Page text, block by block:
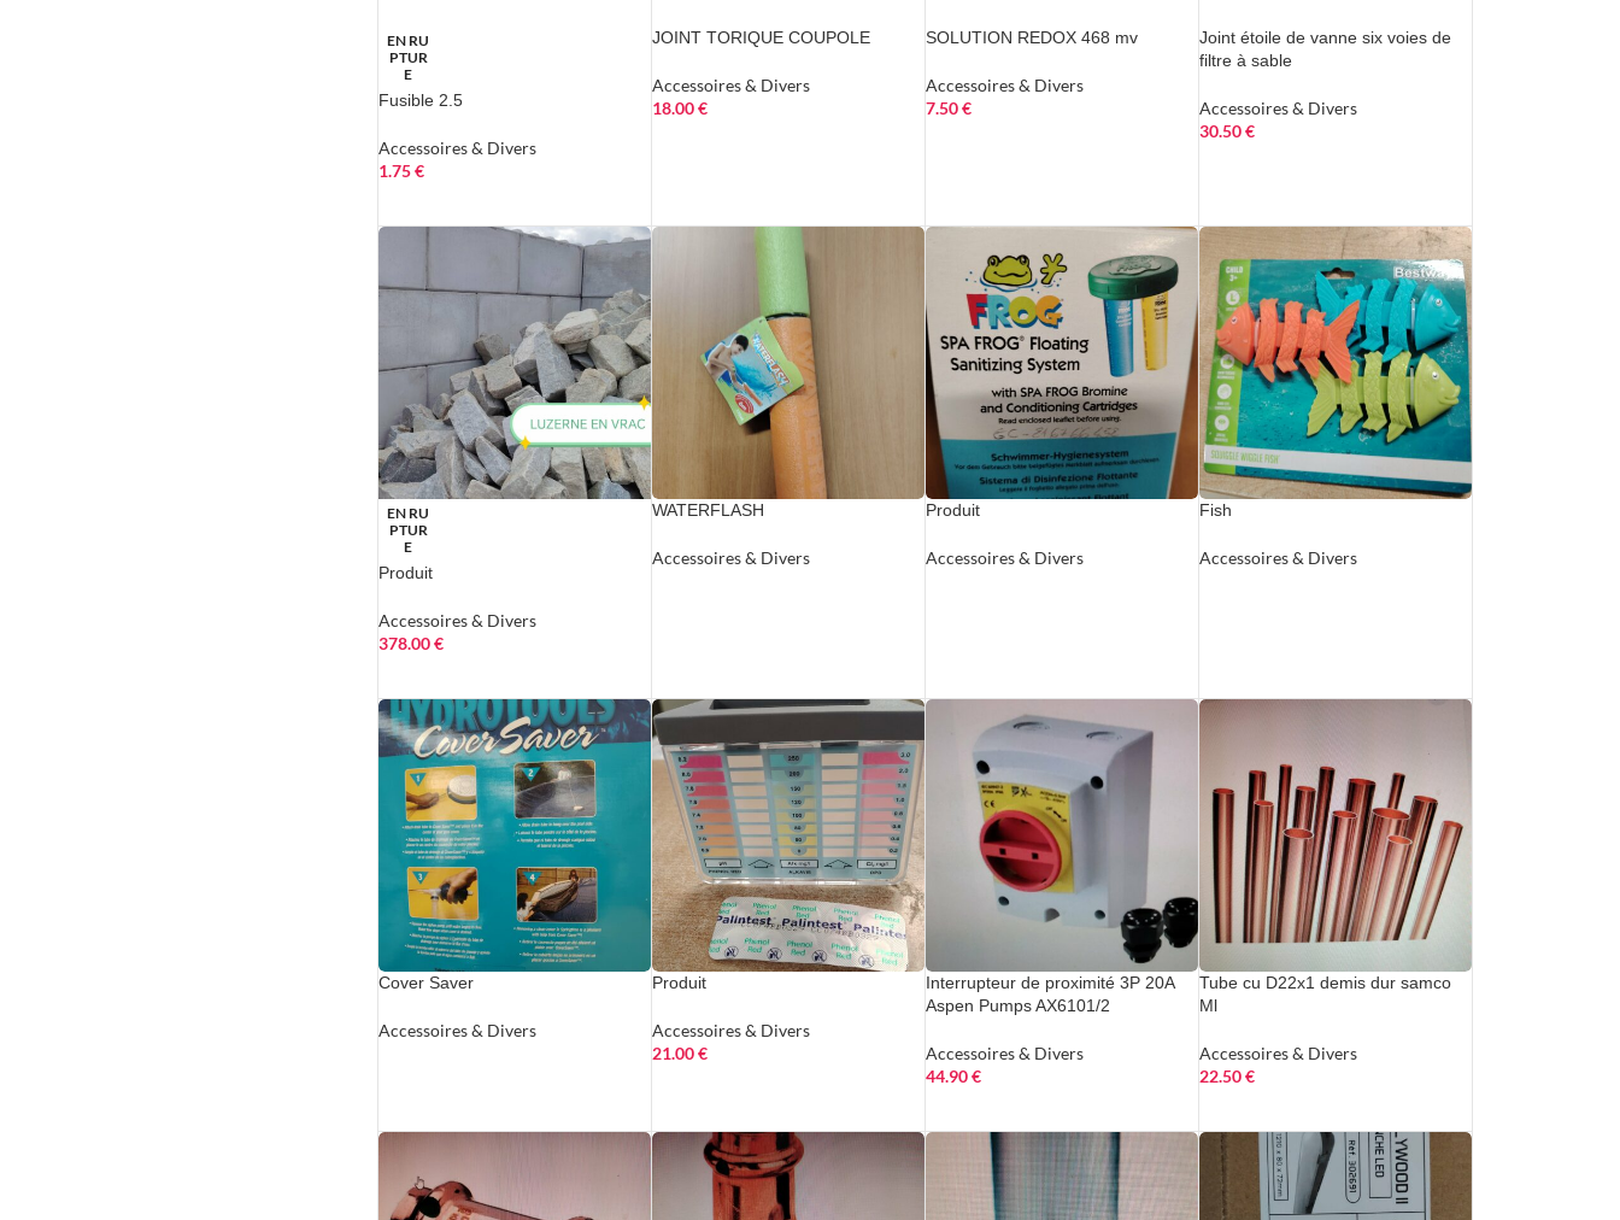
EN RU
PTUR
E
Fusible 2.5
Accessoires & Divers
1.75€
JOINT TORIQUE COUPOLE
Accessoires & Divers
18.00€
SOLUTION REDOX 468 mv
Accessoires & Divers
7.50€
Joint étoile de vanne six voies de
filtre à sable
Accessoires & Divers
30.50€
EN RU
PTUR
E
Produit
Accessoires & Divers
378.00€
WATERFLASH
Accessoires & Divers
Produit
Accessoires & Divers
Fish
Accessoires & Divers
Cover Saver
Accessoires & Divers
Produit
Accessoires & Divers
21.00€
Interrupteur de proximité 3P 20A
Aspen Pumps AX6101/2
Accessoires & Divers
44.90€
Tube cu D22x1 demis dur samco
Ml
Accessoires & Divers
22.50€